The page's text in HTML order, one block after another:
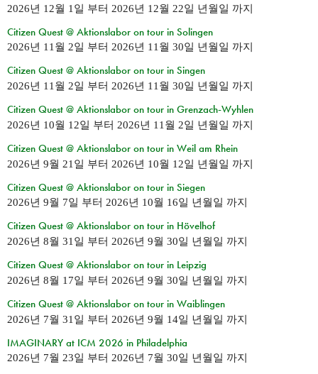
2026년 12월 1일 부터 2026년 12월 22일 년월일 까지
Citizen Quest @ Aktionslabor on tour in Solingen
2026년 11월 2일 부터 2026년 11월 30일 년월일 까지
Citizen Quest @ Aktionslabor on tour in Singen
2026년 11월 2일 부터 2026년 11월 30일 년월일 까지
Citizen Quest @ Aktionslabor on tour in Grenzach-Wyhlen
2026년 10월 12일 부터 2026년 11월 2일 년월일 까지
Citizen Quest @ Aktionslabor on tour in Weil am Rhein
2026년 9월 21일 부터 2026년 10월 12일 년월일 까지
Citizen Quest @ Aktionslabor on tour in Siegen
2026년 9월 7일 부터 2026년 10월 16일 년월일 까지
Citizen Quest @ Aktionslabor on tour in Hövelhof
2026년 8월 31일 부터 2026년 9월 30일 년월일 까지
Citizen Quest @ Aktionslabor on tour in Leipzig
2026년 8월 17일 부터 2026년 9월 30일 년월일 까지
Citizen Quest @ Aktionslabor on tour in Waiblingen
2026년 7월 31일 부터 2026년 9월 14일 년월일 까지
IMAGINARY at ICM 2026 in Philadelphia
2026년 7월 23일 부터 2026년 7월 30일 년월일 까지